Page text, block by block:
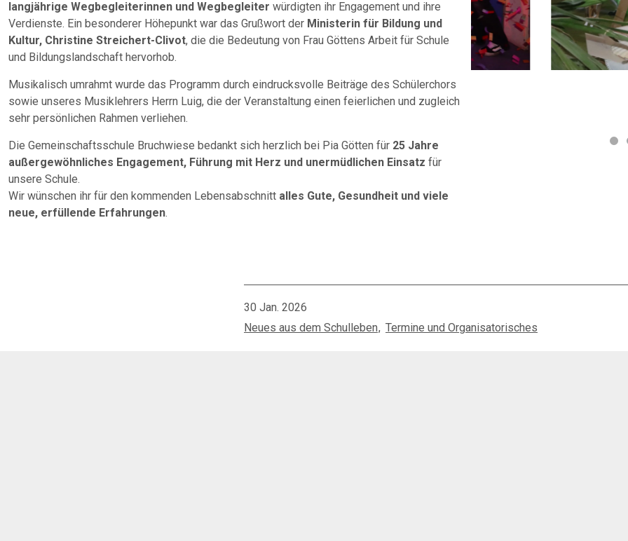
langjährige Wegbegleiterinnen und Wegbegleiter würdigten ihr Engagement und ihre
Verdienste. Ein besonderer Höhepunkt war das Grußwort der Ministerin für Bildung und
Kultur, Christine Streichert-Clivot, die die Bedeutung von Frau Göttens Arbeit für Schule
und Bildungslandschaft hervorhob.
Musikalisch umrahmt wurde das Programm durch eindrucksvolle Beiträge des Schülerchors
sowie unseres Musiklehrers Herrn Luig, die der Veranstaltung einen feierlichen und zugleich
sehr persönlichen Rahmen verliehen.
Die Gemeinschaftsschule Bruchwiese bedankt sich herzlich bei Pia Götten für 25 Jahre
außergewöhnliches Engagement, Führung mit Herz und unermüdlichen Einsatz für
unsere Schule.
Wir wünschen ihr für den kommenden Lebensabschnitt alles Gute, Gesundheit und viele
neue, erfüllende Erfahrungen.
30 Jan. 2026
Neues aus dem Schulleben
Termine und Organisatorisches